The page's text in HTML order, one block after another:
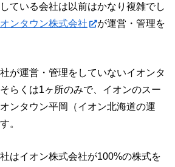
ている会社は以前はかなり複雑でし
ンタウン株式会社
が運営・管理を
が運営・管理をしていないイオンタ
らくは1ヶ所のみで、イオンのスー
ンタウン平岡（イオン北海道の運
。
はイオン株式会社が100%の株式を